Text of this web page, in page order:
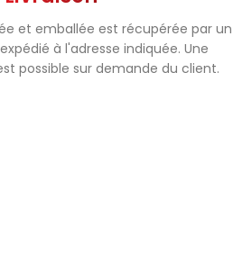
et emballée est récupérée par un
à l'adresse indiquée. Une
possible sur demande du client.